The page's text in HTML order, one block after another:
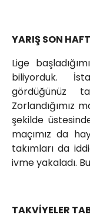
YARIŞ SON
Lige
biliyorduk.
gördüğünüz
Zorlandığımız
şekilde
maçımız da
takımları da
ivme yakaladı.
TAKVİYELER